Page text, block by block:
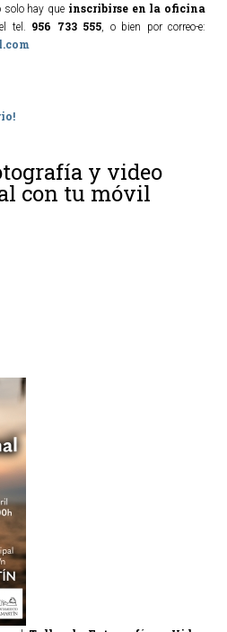
solo hay que inscribirse en la oficina
tel. 956 733 555, o bien por correo-e:
y video
con tu móvil